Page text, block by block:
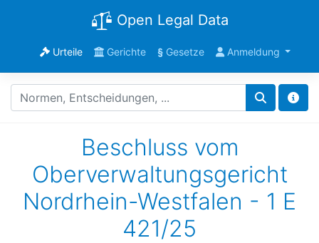
Open Legal Data
Urteile Gerichte §Gesetze Anmeldung
Beschluss vom
Oberverwaltungsgericht
Nordrhein-Westfalen - 1 E
421/25